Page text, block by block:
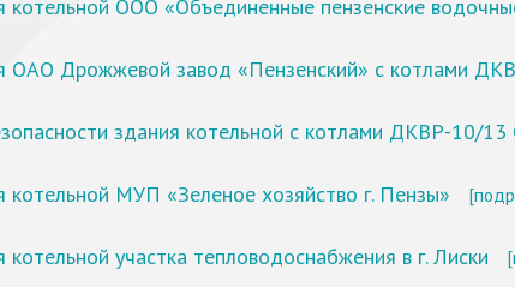
котельной ООО «Объединенные пензенские
ОАО Дрожжевой завод «Пензенский» с котлами
здания котельной с котлами ДКВР-10/
котельной МУП «Зеленое хозяйство г. Пензы»
участка тепловодоснабжения в г. Лиски